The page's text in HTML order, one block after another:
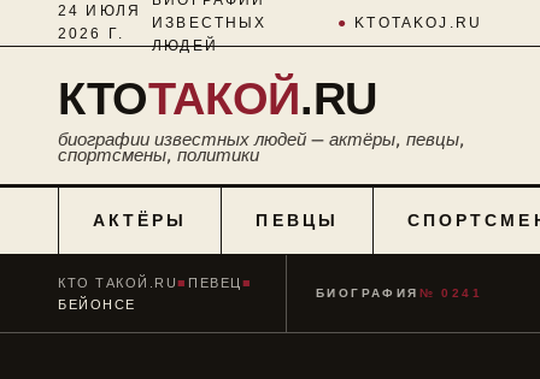
24 ИЮЛЯ
2026 Г.
ИЗВЕСТНЫХ
ЛЮДЕЙ
● KTOTAKOJ.RU
КТОТАКОЙ.RU
биографии известных людей — актёры, певцы,
спортсмены, политики
АКТЁРЫ ПЕВЦЫ
КТО ТАКОЙ.RU■ ПЕВЕЦ ■
БЕЙОНСЕ
БИОГРАФИЯ № 0241